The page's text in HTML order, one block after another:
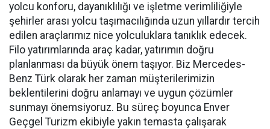
yolcu konforu, dayanıklılığı ve işletme verimliliğiyle
şehirler arası yolcu taşımacılığında uzun yıllardır tercih
edilen araçlarımız nice yolculuklara tanıklık edecek.
Filo yatırımlarında araç kadar, yatırımın doğru
planlanması da büyük önem taşıyor. Biz Mercedes-
Benz Türk olarak her zaman müşterilerimizin
beklentilerini doğru anlamayı ve uygun çözümler
sunmayı önemsiyoruz. Bu süreç boyunca Enver
Geçgel Turizm ekibiyle yakın temasta çalışarak